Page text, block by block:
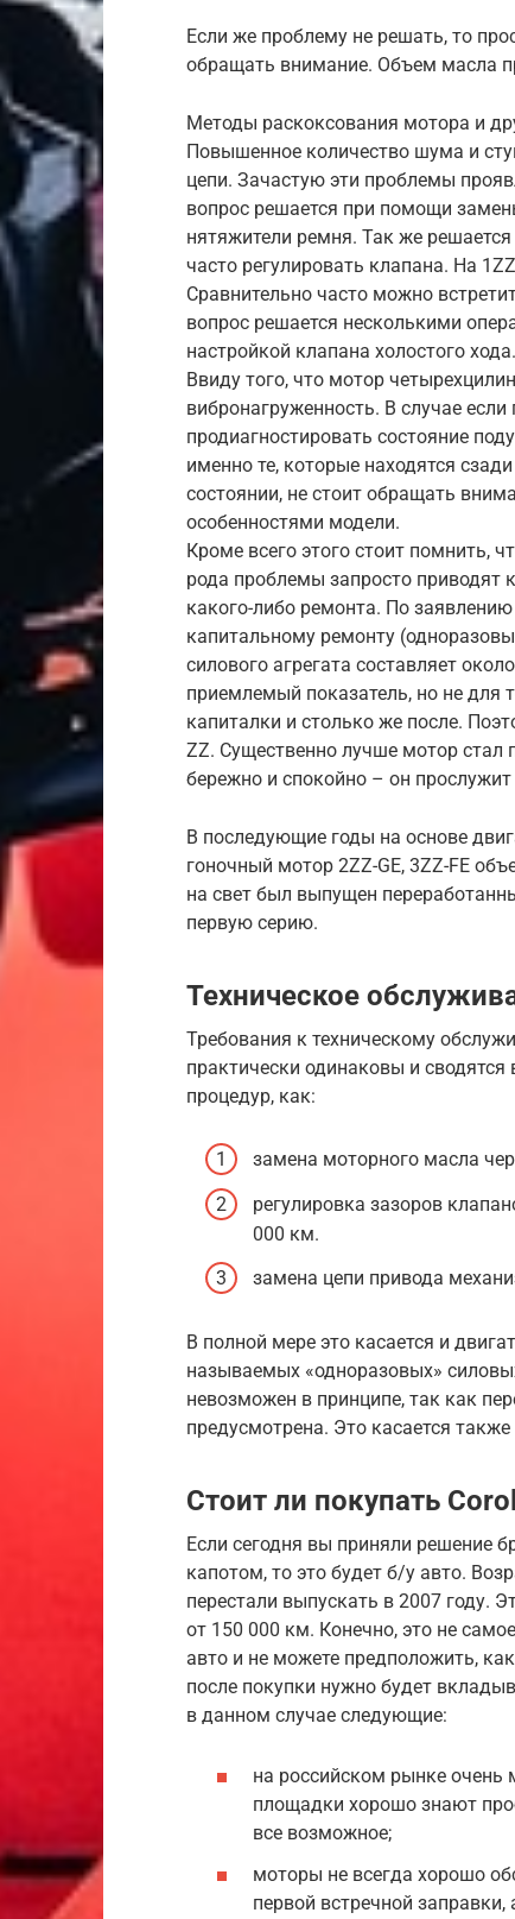
Если же проблему не решать, то
обращать внимание. Объем масла
Методы раскоксования мотора и
Повышенное количество шума и
цепи. Зачастую эти проблемы
вопрос решается при помощи
нятяжители ремня. Так же
часто регулировать клапана. На
Сравнительно часто можно
вопрос решается несколькими
настройкой клапана холостого хода.
Ввиду того, что мотор
вибронагруженность. В случае
продиагностировать состояние
именно те, которые находятся
состоянии, не стоит обращать
особенностями модели.
Кроме всего этого стоит помнить,
рода проблемы запросто приводят
какого-либо ремонта. По
капитальному ремонту
силового агрегата составляет
приемлемый показатель, но не
капиталки и столько же после.
ZZ. Существенно лучше мотор стал
бережно и спокойно – он
В последующие годы на основе
гоночный мотор 2ZZ-GE, 3ZZ-FE
на свет был выпущен
первую серию.
Техническое
Требования к техническому
практически одинаковы и
процедур, как:
замена моторного масла
регулировка зазоров
000 км.
замена цепи привода
В полной мере это касается и
называемых «одноразовых»
невозможен в принципе, так как
предусмотрена. Это касается
Стоит ли покупать
Если сегодня вы приняли решение
капотом, то это будет б/у авто.
перестали выпускать в 2007 году.
от 150 000 км. Конечно, это не
авто и не можете предположить,
после покупки нужно будет
в данном случае следующие:
на российском рынке очень
площадки хорошо знают
все возможное;
моторы не всегда хорошо
первой встречной